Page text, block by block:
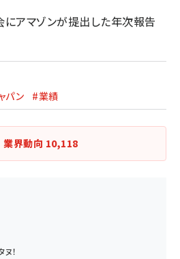
アマゾンが提出した年次報告
パン #業績
業界動向 10,118
！